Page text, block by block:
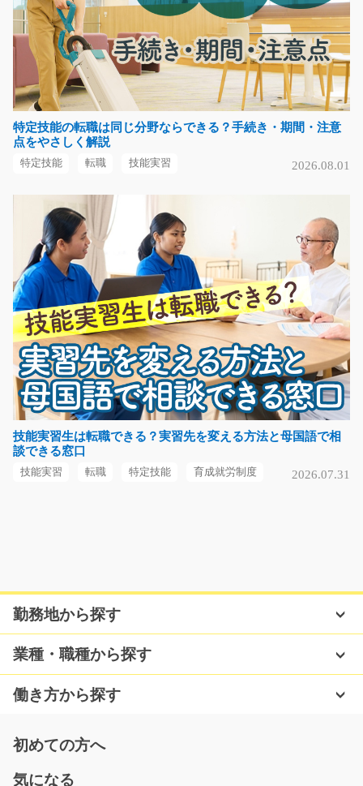
長期（3ヶ月以上）
時給1300円～
熊本県熊本市東区
気になる
小物カーパーツの組立と目視検査/y02_00749
【お仕事の内容】増員募集！作業内容は、車に使用する
部品を電動ドライバ…
長期（3ヶ月以上）
時給1200～1500円
群馬県太田市
気になる
事務経験がない方も歓迎の一般事務/g05_00017
人気のオフィスワーク！パソコン作業と電話応対がメイ
ンの一般事務！Ｅｘ…
長期（3ヶ月以上）
時給1250円～
【増員募集】ゴム製品の仕上げや加工/i02_00893
10名の大募集！かるーいゴム製品の製造補助！手のひら
サイズの製品を機械…
長期（3ヶ月以上）
時給1200円～
奈良県五條市
特定技能の転職は同じ分野ならできる？手続き・期間・注意
点をやさしく解説
特定技能 転職 技能実習 2026.08.01
技能実習生は転職できる？実習先を変える方法と母国語で相
談できる窓口
技能実習 転職 特定技能 育成就労制度 2026.07.31
勤務地から探す
業種・職種から探す
働き方から探す
初めての方へ
気になる